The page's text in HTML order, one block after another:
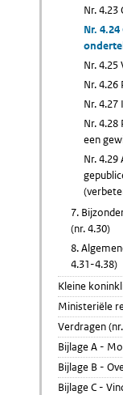
Nr.
Nr.
Nr.
Nr.
Nr.
Nr.
een
Nr. 4.29
7.
(nr. 4.30)
8.
4.31-4.38)
Kleine
Ministeriële
Verdragen
Bijlage A -
Bijlage B -
Bijlage C -